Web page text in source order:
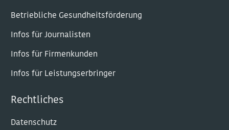
Betriebliche Gesundheitsförderung
Infos für Journalisten
Infos für Firmenkunden
Infos für Leistungserbringer
Rechtliches
Datenschutz